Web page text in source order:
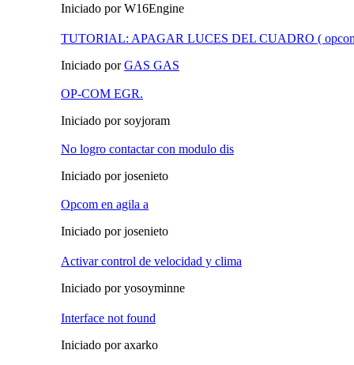
Iniciado por W16Engine
TUTORIAL: APAGAR LUCES DEL CUADRO (
Iniciado porGAS GAS
OP-COM EGR.
Iniciado por soyjoram
No logro contactar con modulo dis
Iniciado por josenieto
Opcom en agila a
Iniciado por josenieto
Activar control de velocidad y clima
Iniciado por yosoyminne
Interface not found
Iniciado por axarko